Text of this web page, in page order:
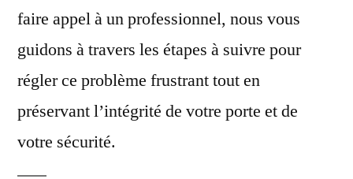
faire appel à un professionnel, nous vous
guidons à travers les étapes à suivre pour
régler ce problème frustrant tout en
préservant l’intégrité de votre porte et de
votre sécurité.